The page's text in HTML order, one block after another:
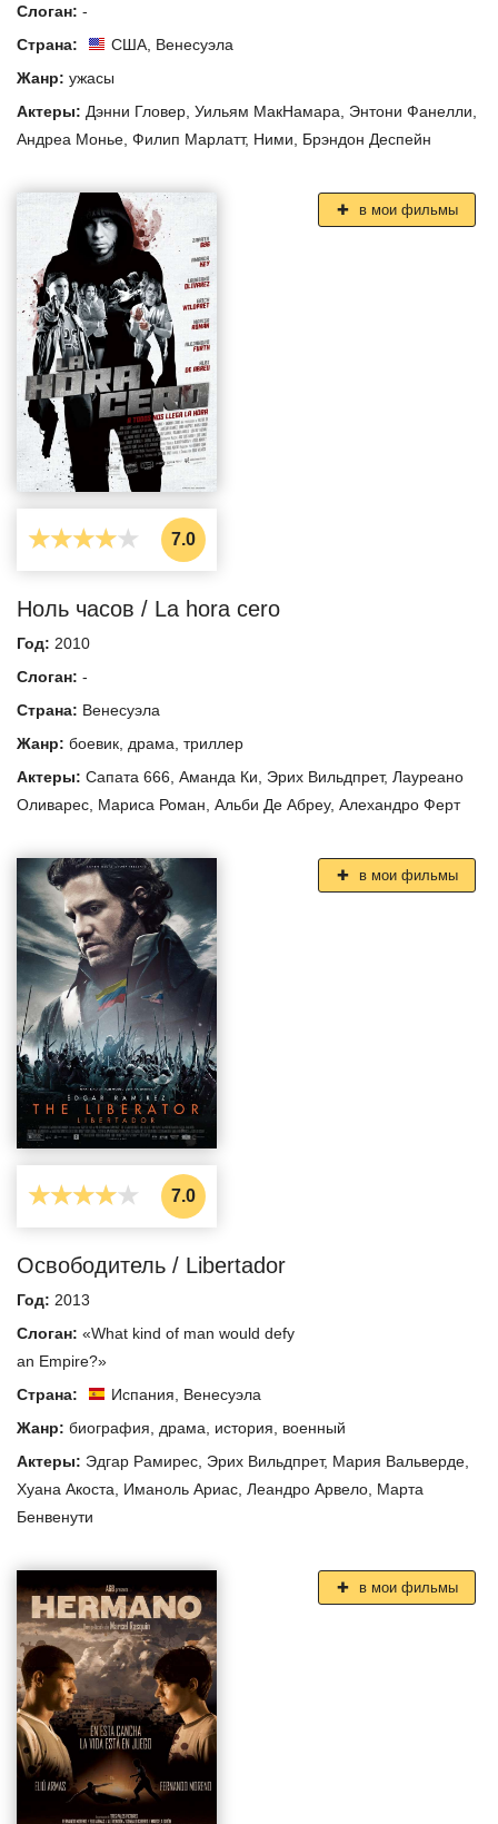
Слоган: -
Страна:
США Венесуэла
Жанр: ужасы
Актеры: Дэнни Гловер Уильям МакНамара Энтони Фанелли
Андреа Монье Филип Марлатт, Ними Брэндон Деспейн
7.0
Ноль часов / La hora cero
Год: 2010
Слоган: -
Страна: Венесуэла
Жанр: боевик драма триллер
Актеры: Сапата 666 Аманда Ки Эрих Вильдпрет, Лауреано
Оливарес Мариса Роман Альби Де Абреу, Алехандро Ферт
в мои фильмы
7.0
Освободитель / Libertador
Год: 2013
Слоган: «What kind of man would defy
an Empire?»
Страна:
Испания
Венесуэла
Жанр: биография драма история
военный
Актеры: Эдгар Рамирес Эрих Вильдпрет, Мария Вальверде
Хуана Акоста
Иманоль Ариас Леандро Арвело Марта
Бенвенути
в мои фильмы
в мои фильмы